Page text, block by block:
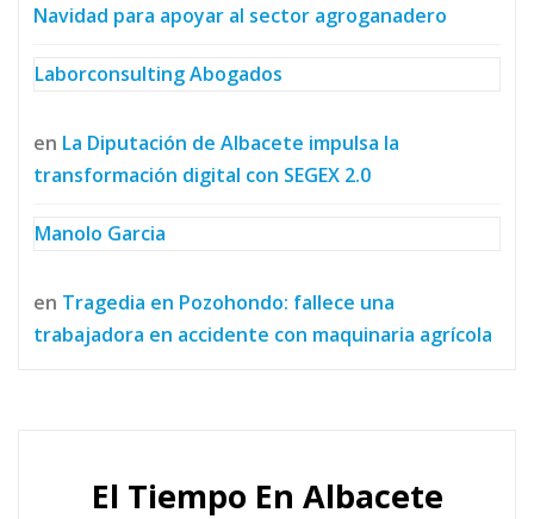
Navidad para apoyar al sector agroganadero
Laborconsulting Abogados
en La Diputación de Albacete impulsa la
transformación digital con SEGEX 2.0
Manolo Garcia
en Tragedia en Pozohondo: fallece una
trabajadora en accidente con maquinaria agrícola
El Tiempo En Albacete